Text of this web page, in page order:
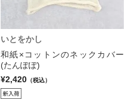
いとをかし
和紙×コットンのネックカバー
(たんぽぽ)
¥2,420 （税込）